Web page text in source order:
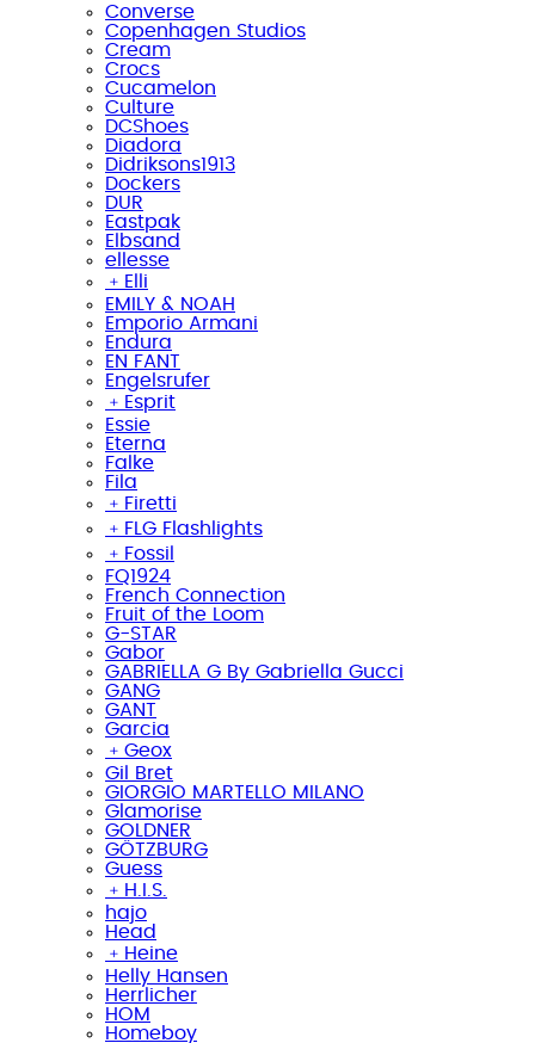
Converse
Copenhagen Studios
Cream
Crocs
Cucamelon
Culture
DCShoes
Diadora
Didriksons1913
Dockers
DUR
Eastpak
Elbsand
ellesse
﹢ Elli
EMILY & NOAH
Emporio Armani
Endura
EN FANT
Engelsrufer
﹢ Esprit
Essie
Eterna
Falke
Fila
﹢ Firetti
﹢ FLG Flashlights
﹢ Fossil
FQ1924
French Connection
Fruit of the Loom
G-STAR
Gabor
GABRIELLA G By Gabriella Gucci
GANG
GANT
Garcia
﹢ Geox
Gil Bret
GIORGIO MARTELLO MILANO
Glamorise
GOLDNER
GÖTZBURG
Guess
﹢ H.I.S.
hajo
Head
﹢ Heine
Helly Hansen
Herrlicher
HOM
Homeboy